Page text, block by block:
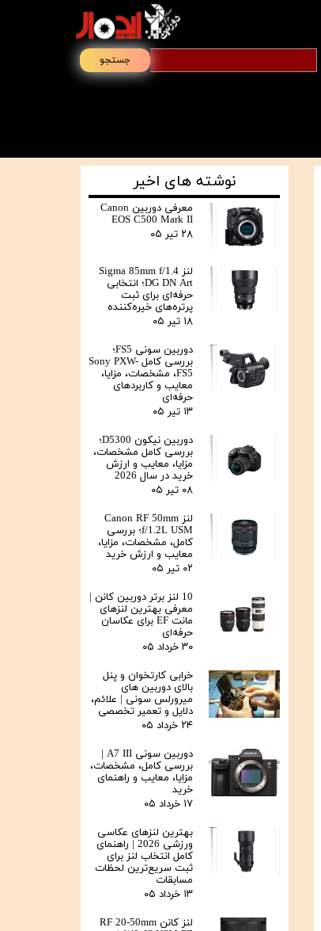
جستجو
نوشته های اخیر
معرفی دوربین Canon
EOS C500 Mark II
۲۸ تیر ۰۵
لنز Sigma 85mm f/1.4
DG DN Art؛ انتخابی
حرفه‌ای برای ثبت
پرتره‌های خیره‌کننده
۱۸ تیر ۰۵
دوربین سونی FS5؛
بررسی کامل Sony PXW-
FS5، مشخصات، مزایا،
معایب و کاربردهای
حرفه‌ای
۱۳ تیر ۰۵
دوربین نیکون D5300؛
بررسی کامل مشخصات،
مزایا، معایب و ارزش
خرید در سال 2026
۰۸ تیر ۰۵
لنز Canon RF 50mm
f/1.2L USM؛ بررسی
کامل، مشخصات، مزایا،
معایب و ارزش خرید
۰۲ تیر ۰۵
10 لنز برتر دوربین کانن |
معرفی بهترین لنزهای
مانت EF برای عکاسان
حرفه‌ای
۳۰ خرداد ۰۵
خرابی کارتخوان و پنل
بالای دوربین‌ های
میرورلس سونی | علائم،
دلایل و تعمیر تخصصی
۲۴ خرداد ۰۵
بررسی کامل، مشخصات،
مزایا، معایب و راهنمای
خرید
۱۷ خرداد ۰۵
بهترین لنزهای عکاسی
ورزشی 2026 | راهنمای
کامل انتخاب لنز برای
ثبت سریع‌ترین لحظات
مسابقات
۱۳ خرداد ۰۵
لنز کانن RF 20-50mm